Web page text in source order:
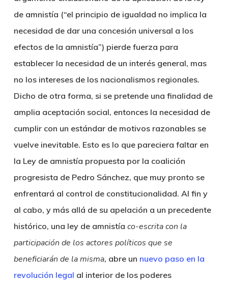
de amnistía (“el principio de igualdad no implica la
necesidad de dar una concesión universal a los
efectos de la amnistía”) pierde fuerza para
establecer la necesidad de un interés general, mas
no los intereses de los nacionalismos regionales.
Dicho de otra forma, si se pretende una finalidad de
amplia aceptación social, entonces la necesidad de
cumplir con un estándar de motivos razonables se
vuelve inevitable. Esto es lo que pareciera faltar en
la Ley de amnistía propuesta por la coalición
progresista de Pedro Sánchez, que muy pronto se
enfrentará al control de constitucionalidad. Al fin y
al cabo, y más allá de su apelación a un precedente
histórico, una ley de amnistía co-escrita con la
participación de los actores políticos que se
beneficiarán de la misma, abre un nuevo paso en la
revolución legal al interior de los poderes